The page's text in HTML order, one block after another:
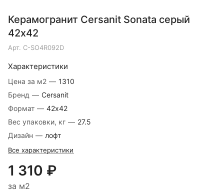
Керамогранит Cersanit Sonata серый
42х42
Арт. C-SO4R092D
Характеристики
Цена за м2 — 1310
Бренд — Cersanit
Формат — 42х42
Вес упаковки, кг — 27.5
Дизайн — лофт
Все характеристики
1 310 ₽
за м2